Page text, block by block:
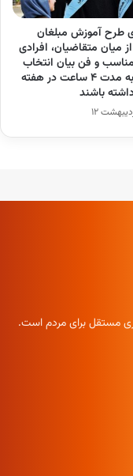
طرح آموزش مبلغان
میان متقاضیان، افرادی
و فن بیان انتخاب
شوند تا به مدت ۴ ساعت در هفته
باشند
مستقل برای مردم است.